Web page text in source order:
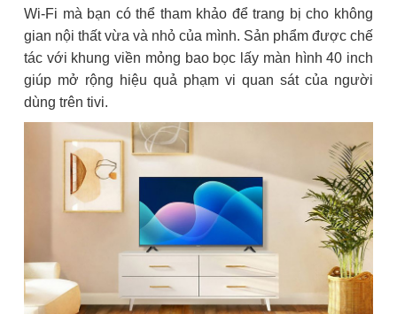
Wi-Fi mà bạn có thể tham khảo để trang bị cho không
gian nội thất vừa và nhỏ của mình. Sản phẩm được chế
tác với khung viền mỏng bao bọc lấy màn hình 40 inch
giúp mở rộng hiệu quả phạm vi quan sát của người
dùng trên tivi.